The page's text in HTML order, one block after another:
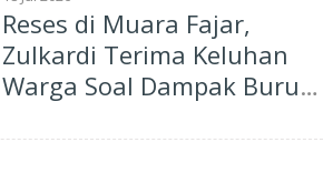
Reses di Muara Fajar,
Zulkardi Terima Keluhan
Warga Soal Dampak Buruk
Dikerjakan HKI